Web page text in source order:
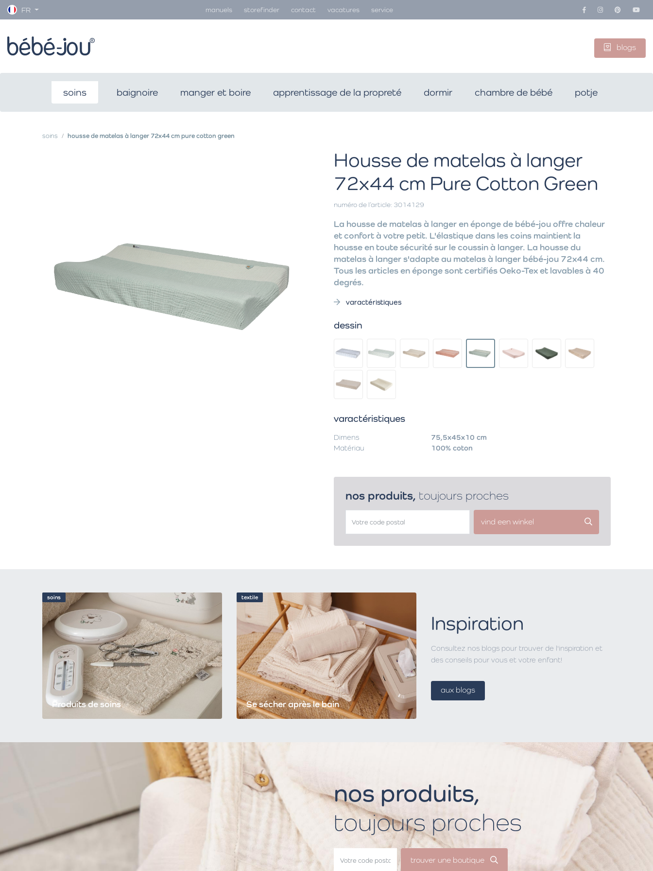
FR manuels storefinder contact vacatures service
blogs
soins baignoire manger et boire apprentissage de la propreté dormir chambre de bébé potje
soins housse de matelas à langer 72x44 cm pure cotton green
Housse de matelas à langer
72x44 cm Pure Cotton Green
numéro de l’article: 3014129
La housse de matelas à langer en éponge de bébé-jou offre chaleur
et confort à votre petit. L'élastique dans les coins maintient la
housse en toute sécurité sur le coussin à langer. La housse du
matelas à langer s'adapte au matelas à langer bébé-jou 72x44 cm.
Tous les articles en éponge sont certifiés Oeko-Tex et lavables à 40
degrés.
varactéristiques
dessin
varactéristiques
Dimens
75,5x45x10 cm
Matériau
100% coton
nos produits, toujours proches
vind een winkel
soins
Produits de soins
textile
Se sécher après le bain
Inspiration
Consultez nos blogs pour trouver de l'inspiration et
des conseils pour vous et votre enfant!
aux blogs
nos produits,
toujours proches
trouver une boutique